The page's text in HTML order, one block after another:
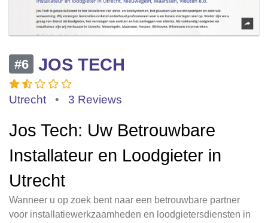
#6 JOS TECH
Utrecht • 3 Reviews
Jos Tech: Uw Betrouwbare
Installateur en Loodgieter in
Utrecht
Wanneer u op zoek bent naar een betrouwbare partner
voor installatiewerkzaamheden en loodgietersdiensten in